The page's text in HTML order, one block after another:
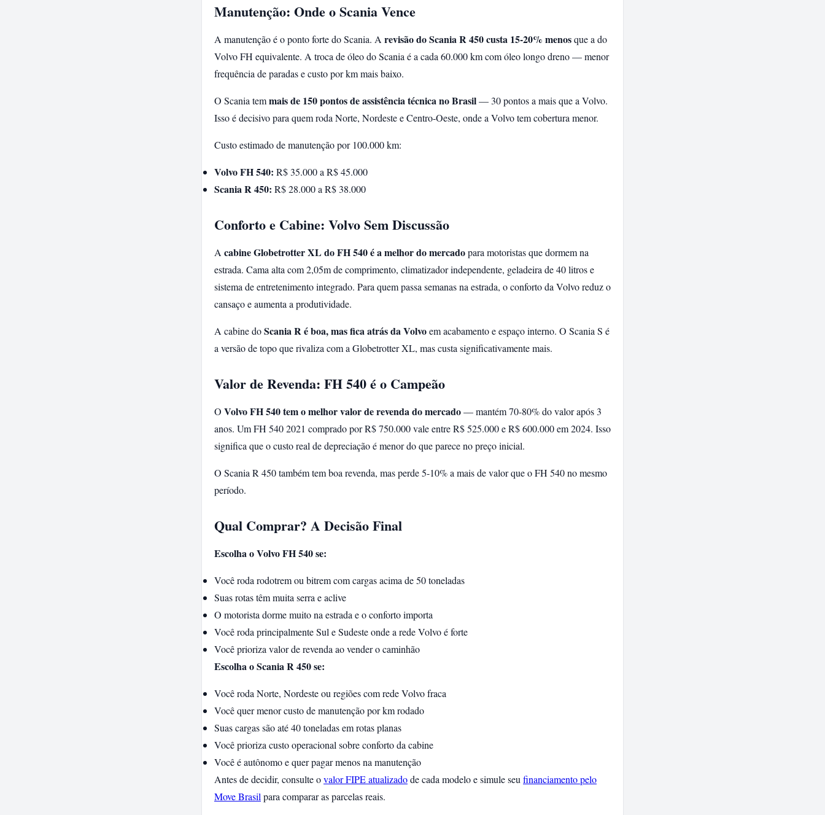
Manutenção: Onde o Scania Vence
A manutenção é o ponto forte do Scania. A revisão do Scania R 450 custa 15-20% menosque a do
Volvo FH equivalente. A troca de óleo do Scania é a cada 60.000 km com óleo longo dreno — menor
frequência de paradas e custo por km mais baixo.
O Scania temmais de 150 pontos de assistência técnica no Brasil— 30 pontos a mais que a Volvo.
Isso é decisivo para quem roda Norte, Nordeste e Centro-Oeste, onde a Volvo tem cobertura menor.
Custo estimado de manutenção por 100.000 km:
Volvo FH 540: R$ 35.000 a R$ 45.000
Scania R 450: R$ 28.000 a R$ 38.000
Conforto e Cabine: Volvo Sem Discussão
A cabine Globetrotter XL do FH 540 é a melhor do mercadopara motoristas que dormem na
estrada. Cama alta com 2,05m de comprimento, climatizador independente, geladeira de 40 litros e
sistema de entretenimento integrado. Para quem passa semanas na estrada, o conforto da Volvo reduz o
cansaço e aumenta a produtividade.
A cabine doScania R é boa, mas fica atrás da Volvoem acabamento e espaço interno. O Scania S é
a versão de topo que rivaliza com a Globetrotter XL, mas custa significativamente mais.
Valor de Revenda: FH 540 é o Campeão
O Volvo FH 540 tem o melhor valor de revenda do mercado— mantém 70-80% do valor após 3
anos. Um FH 540 2021 comprado por R$ 750.000 vale entre R$ 525.000 e R$ 600.000 em 2024. Isso
significa que o custo real de depreciação é menor do que parece no preço inicial.
O Scania R 450 também tem boa revenda, mas perde 5-10% a mais de valor que o FH 540 no mesmo
período.
Qual Comprar? A Decisão Final
Escolha o Volvo FH 540 se:
Você roda rodotrem ou bitrem com cargas acima de 50 toneladas
Suas rotas têm muita serra e aclive
O motorista dorme muito na estrada e o conforto importa
Você roda principalmente Sul e Sudeste onde a rede Volvo é forte
Você prioriza valor de revenda ao vender o caminhão
Escolha o Scania R 450 se:
Você roda Norte, Nordeste ou regiões com rede Volvo fraca
Você quer menor custo de manutenção por km rodado
Suas cargas são até 40 toneladas em rotas planas
Você prioriza custo operacional sobre conforto da cabine
Você é autônomo e quer pagar menos na manutenção
Antes de decidir, consulte ovalor FIPE atualizadode cada modelo e simule seu financiamento pelo
Move Brasil para comparar as parcelas reais.